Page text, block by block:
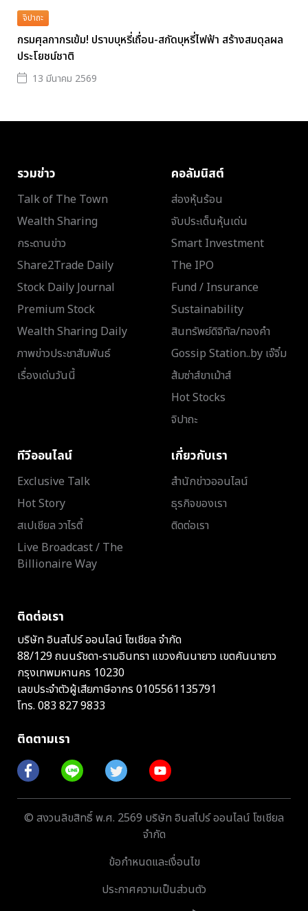
จิปาถะ
กรมศุลกากรเข้ม! ปราบบุหรี่เถื่อน-สกัดบุหรี่ไฟฟ้า สร้างสมดุลผล
ประโยชน์ชาติ
13 มีนาคม 2569
รวมข่าว
Talk of The Town
Wealth Sharing
กระดานข่าว
Share2Trade Daily
Stock Daily Journal
Premium Stock
Wealth Sharing Daily
ภาพข่าวประชาสัมพันธ์
เรื่องเด่นวันนี้
คอลัมนิสต์
ส่องหุ้นร้อน
จับประเด็นหุ้นเด่น
Smart Investment
The IPO
Fund / Insurance
Sustainability
สินทรัพย์ดิจิทัล/ทองคำ
Gossip Station..by เจ๊จิ๋ม
ส้มซ่าส์ขาเม้าส์
Hot Stocks
จิปาถะ
ทีวีออนไลน์
Exclusive Talk
Hot Story
สเปเชียล วาไรตี้
Live Broadcast / The
Billionaire Way
เกี่ยวกับเรา
สำนักข่าวออนไลน์
ธุรกิจของเรา
ติดต่อเรา
ติดต่อเรา
บริษัท อินสไปร์ ออนไลน์ โซเชียล จำกัด
88/129 ถนนรัชดา-รามอินทรา แขวงคันนายาว เขตคันนายาว
กรุงเทพมหานคร 10230
เลขประจำตัวผู้เสียภาษีอากร 0105561135791
โทร. 083 827 9833
ติดตามเรา
© สงวนลิขสิทธิ์ พ.ศ. 2569 บริษัท อินสไปร์ ออนไลน์ โซเชียล
จำกัด
ข้อกำหนดและเงื่อนไข
ประกาศความเป็นส่วนตัว